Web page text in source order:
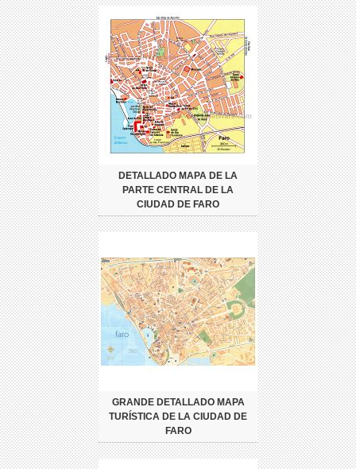
DETALLADO MAPA DE LA
PARTE CENTRAL DE LA
CIUDAD DE FARO
GRANDE DETALLADO MAPA
TURÍSTICA DE LA CIUDAD DE
FARO